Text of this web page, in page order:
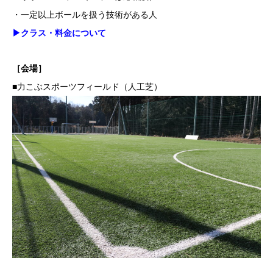
・一定以上ボールを扱う技術がある人
▶︎クラス・料金について
［会場］
■力こぶスポーツフィールド（人工芝）